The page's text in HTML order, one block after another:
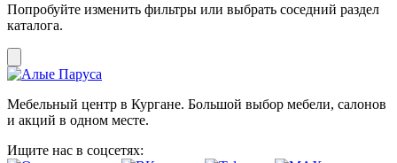
Попробуйте изменить фильтры или выбрать соседний раздел
каталога.
Мебельный центр в Кургане. Большой выбор мебели, салонов
и акций в одном месте.
Ищите нас в соцсетях: